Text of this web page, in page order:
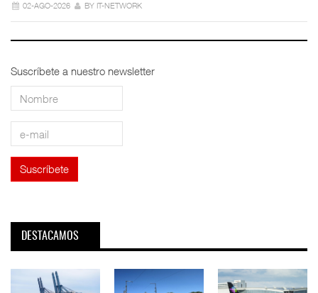
02-AGO-2026 BY IT-NETWORK
Suscríbete a nuestro newsletter
DESTACAMOS